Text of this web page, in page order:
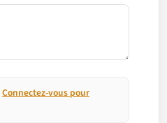
Connectez-vous pour